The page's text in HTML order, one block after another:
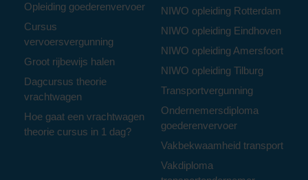
Opleiding goederenvervoer
Cursus
vervoersvergunning
Groot rijbewijs halen
Dagcursus theorie
vrachtwagen
Hoe gaat een vrachtwagen
theorie cursus in 1 dag?
NIWO opleiding Rotterdam
NIWO opleiding Eindhoven
NIWO opleiding Amersfoort
NIWO opleiding Tilburg
Transportvergunning
Ondernemersdiploma
goederenvervoer
Vakbekwaamheid transport
Vakdiploma